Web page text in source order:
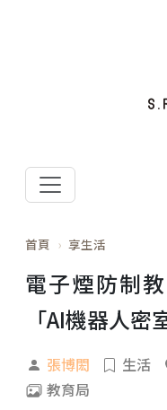
首頁 享生活
電子煙防制
「AI機器人
張博閎 生活
教育局